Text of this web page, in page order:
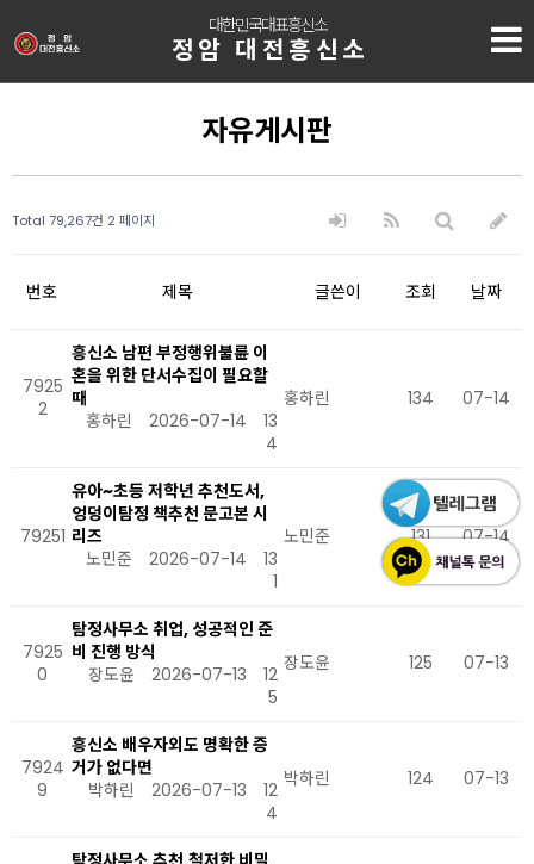
대한민국대표흥신소
정암 대전흥신소
자유게시판
Total 79,267건 2 페이지
번호 제목 글쓴이 조회 날짜
7925
2
흥신소 남편 부정행위불륜 이
혼을 위한 단서수집이 필요할
때
홍하린
2026-07-14
13
4
홍하린 134 07-14
79251
유아~초등 저학년 추천도서,
엉덩이탐정 책추천 문고본 시
리즈
노민준
2026-07-14
13
1
노민준 131 07-14
7925
0
탐정사무소 취업, 성공적인 준
비 진행 방식
장도윤
2026-07-13
12
5
장도윤 125 07-13
7924
9
흥신소 배우자외도 명확한 증
거가 없다면
박하린
2026-07-13
12
4
박하린 124 07-13